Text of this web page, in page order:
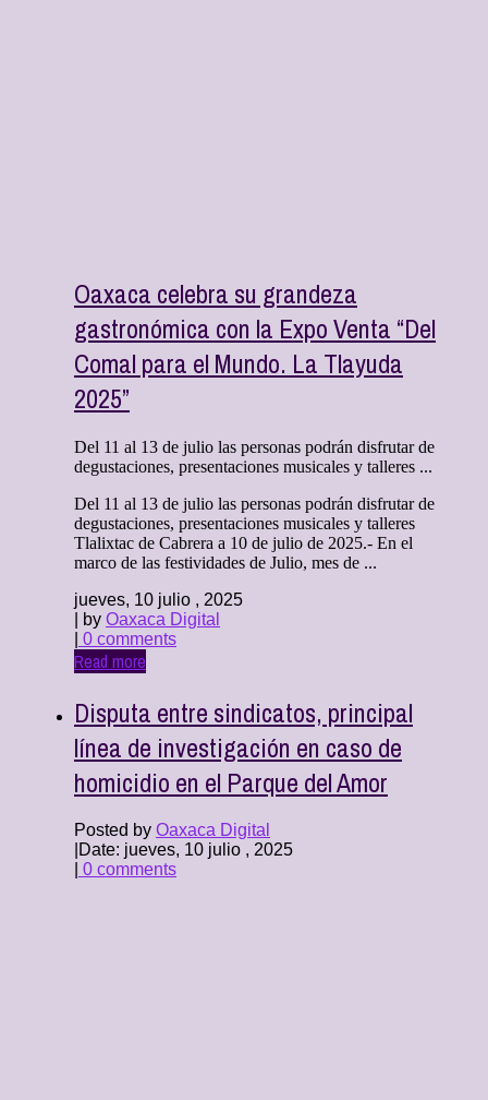
Oaxaca celebra su grandeza
gastronómica con la Expo Venta “Del
Comal para el Mundo. La Tlayuda
2025”
Del 11 al 13 de julio las personas podrán disfrutar de
degustaciones, presentaciones musicales y talleres ...
Del 11 al 13 de julio las personas podrán disfrutar de
degustaciones, presentaciones musicales y talleres
Tlalixtac de Cabrera a 10 de julio de 2025.- En el
marco de las festividades de Julio, mes de ...
jueves, 10 julio , 2025
| by Oaxaca Digital
0 comments
Read more
Disputa entre sindicatos, principal
línea de investigación en caso de
homicidio en el Parque del Amor
Posted by Oaxaca Digital
Date: jueves, 10 julio , 2025
0 comments